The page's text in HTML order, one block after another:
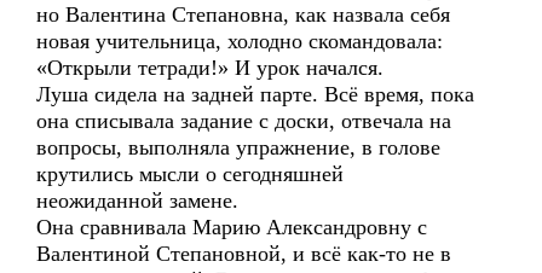
но Валентина Степановна, как назвала себя
новая учительница, холодно скомандовала:
«Открыли тетради!» И урок начался.
Луша сидела на задней парте. Всё время, пока
она списывала задание с доски, отвечала на
вопросы, выполняла упражнение, в голове
крутились мысли о сегодняшней
неожиданной замене.
Она сравнивала Марию Александровну с
Валентиной Степановной, и всё как-то не в